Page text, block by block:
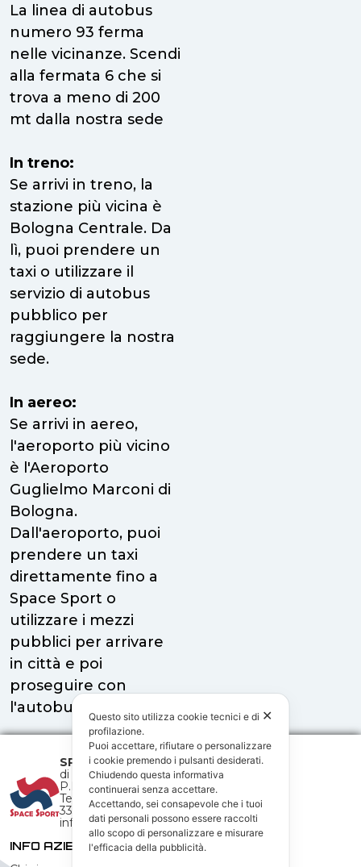
La linea di autobus
numero 93 ferma
nelle vicinanze. Scendi
alla fermata 6 che si
trova a meno di 200
mt dalla nostra sede
In treno:
Se arrivi in treno, la
stazione più vicina è
Bologna Centrale. Da
lì, puoi prendere un
taxi o utilizzare il
servizio di autobus
pubblico per
raggiungere la nostra
sede.
In aereo:
Se arrivi in aereo,
l'aeroporto più vicino
è l'Aeroporto
Guglielmo Marconi di
Bologna.
Dall'aeroporto, puoi
prendere un taxi
direttamente fino a
Space Sport o
utilizzare i mezzi
pubblici per arrivare
in città e poi
proseguire con
l'autobus o il treno.
SPACE SPORTsnc
di Elisa Bergami & C.
P.IVA 03591611201
Tel. 051 0451953
333 3264400
info@spacesport.it
INFO AZIENDALIASSISTENZA CLIENTI
✕
Questo sito utilizza cookie tecnici e di
profilazione.
Puoi accettare, rifiutare o personalizzare
i cookie premendo i pulsanti desiderati.
Chiudendo questa informativa
continuerai senza accettare.
Accettando, sei consapevole che i tuoi
dati personali possono essere raccolti
allo scopo di personalizzare e misurare
l'efficacia della pubblicità.